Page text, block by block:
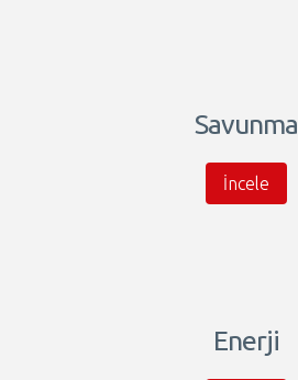
Savunma
İncele
Enerji